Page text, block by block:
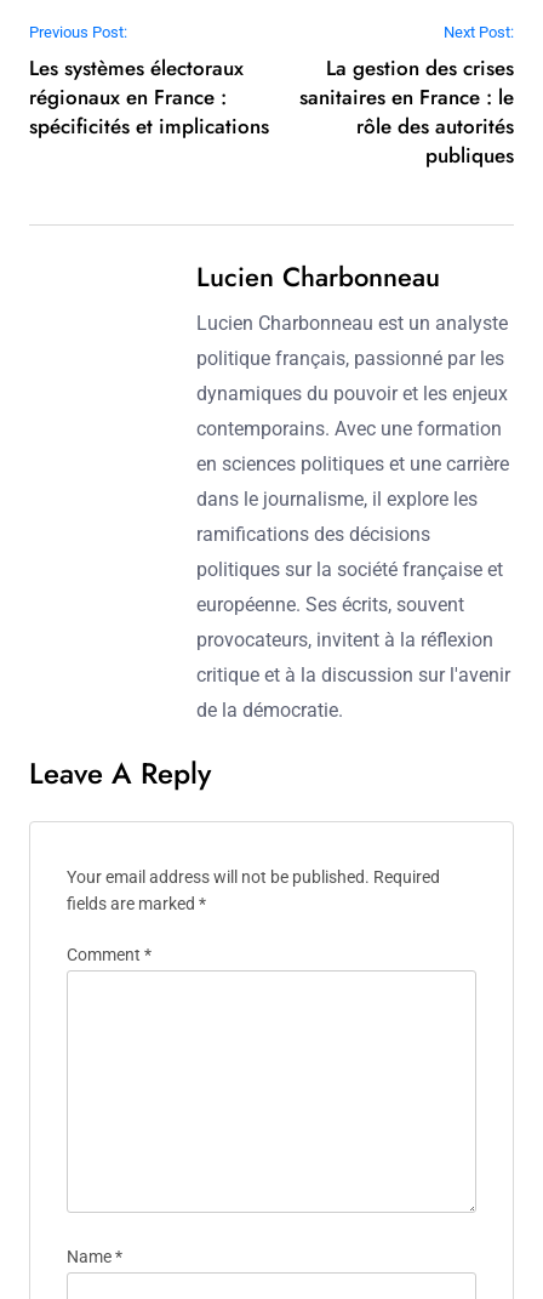
Post navigation
Previous Post:
Les systèmes électoraux
régionaux en France :
spécificités et implications
Next Post:
La gestion des crises
sanitaires en France : le
rôle des autorités
publiques
Lucien Charbonneau
Lucien Charbonneau est un analyste
politique français, passionné par les
dynamiques du pouvoir et les enjeux
contemporains. Avec une formation
en sciences politiques et une carrière
dans le journalisme, il explore les
ramifications des décisions
politiques sur la société française et
européenne. Ses écrits, souvent
provocateurs, invitent à la réflexion
critique et à la discussion sur l'avenir
de la démocratie.
Leave A Reply
Your email address will not be published. Required
fields are marked *
Comment *
Name*